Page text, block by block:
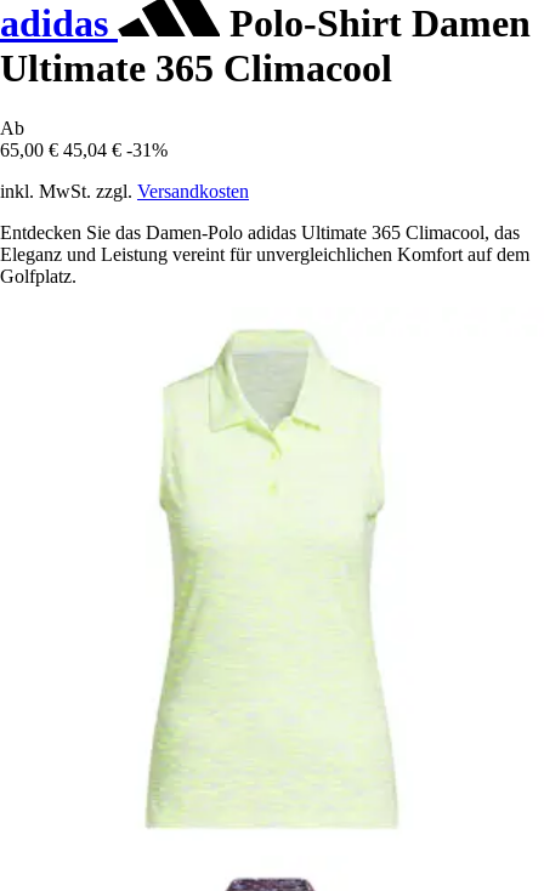
adidas
Polo-Shirt Damen
Ultimate 365 Climacool
Ab
65,00 € 45,04 € -31%
inkl. MwSt. zzgl. Versandkosten
Entdecken Sie das Damen-Polo adidas Ultimate 365 Climacool, das
Eleganz und Leistung vereint für unvergleichlichen Komfort auf dem
Golfplatz.